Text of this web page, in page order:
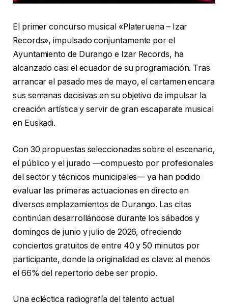
El primer concurso musical «Plateruena – Izar
Records», impulsado conjuntamente por el
Ayuntamiento de Durango e Izar Records, ha
alcanzado casi el ecuador de su programación. Tras
arrancar el pasado mes de mayo, el certamen encara
sus semanas decisivas en su objetivo de impulsar la
creación artística y servir de gran escaparate musical
en Euskadi.
Con 30 propuestas seleccionadas sobre el escenario,
el público y el jurado —compuesto por profesionales
del sector y técnicos municipales— ya han podido
evaluar las primeras actuaciones en directo en
diversos emplazamientos de Durango. Las citas
continúan desarrollándose durante los sábados y
domingos de junio y julio de 2026, ofreciendo
conciertos gratuitos de entre 40 y 50 minutos por
participante, donde la originalidad es clave: al menos
el 66% del repertorio debe ser propio.
Una ecléctica radiografía del talento actual